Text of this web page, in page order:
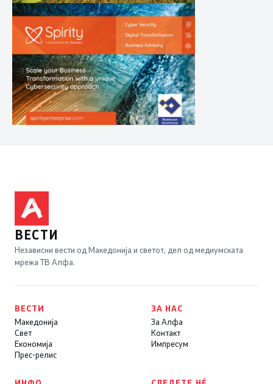
ВЕСТИ
Независни вести од Македонија и светот, дел од медиумската
мрежа ТВ Алфа.
ВЕСТИ
Македонија
Свет
Економија
Прес-релис
ЗА НАС
За Алфа
Контакт
Импресум